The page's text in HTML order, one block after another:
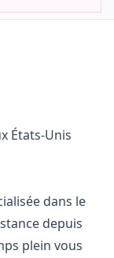
États-Unis
dans le
depuis
plein vous